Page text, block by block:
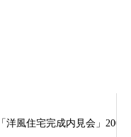
月19日・20日開催！